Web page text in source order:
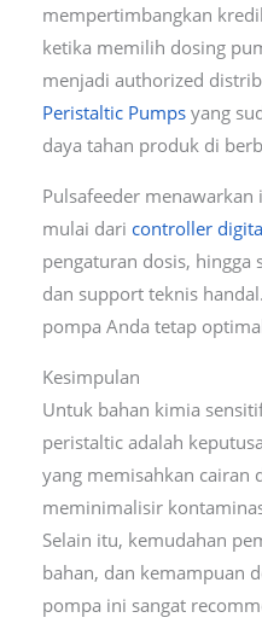
mempertimbangkan
ketika memilih dosing
menjadi authorized
Peristaltic Pumpsyang
daya tahan produk di
Pulsafeeder
mulai dari controller
pengaturan dosis, hingga
dan support teknis
pompa Anda tetap
Kesimpulan
Untuk bahan kimia
peristaltic adalah
yang memisahkan cairan
meminimalisir
Selain itu, kemudahan
bahan, dan kemampuan
pompa ini sangat